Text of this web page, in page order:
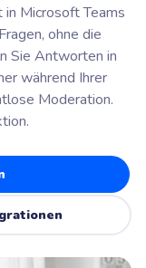
in Microsoft Teams
ohne die
Sie Antworten in
während Ihrer
Moderation.